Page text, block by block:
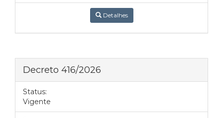
Detalhes
Decreto 416/2026
Status:
Vigente